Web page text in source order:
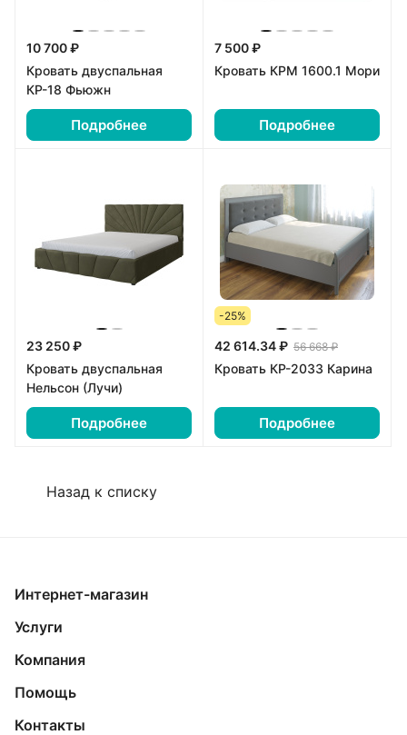
10 700 ₽
Кровать двуспальная
КР-18 Фьюжн
Подробнее
7 500 ₽
Кровать КРМ 1600.1 Мори
Подробнее
23 250 ₽
Кровать двуспальная
Нельсон (Лучи)
Подробнее
-25%
42 614.34 ₽ 56 668 ₽
Кровать КР-2033 Карина
Подробнее
Назад к списку
Интернет-магазин
Услуги
Компания
Помощь
Контакты